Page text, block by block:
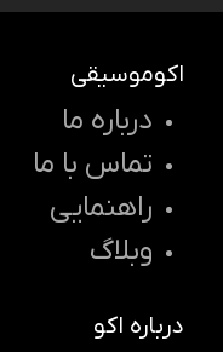
اکوموسیقی
درباره ما
تماس با ما
راهنمایی
وبلاگ
درباره اکو